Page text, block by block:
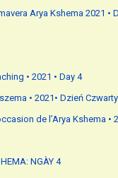
Arya Kshema 2021 •
• 2021 • Day 4
• 2021• Dzień Czwarty
de l’Arya Kshema •
NGÀY 4